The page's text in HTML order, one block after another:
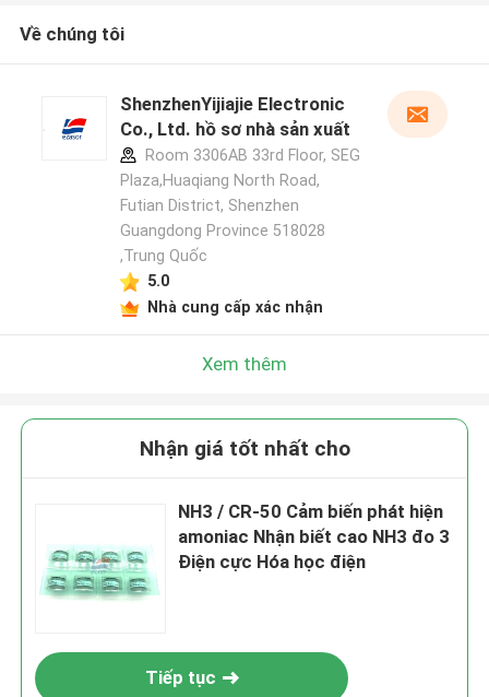
Về chúng tôi
ShenzhenYijiajie Electronic
Co., Ltd. hồ sơ nhà sản xuất
Room 3306AB 33rd Floor, SEG
Plaza,Huaqiang North Road,
Futian District, Shenzhen
Guangdong Province 518028
,Trung Quốc
5.0
Nhà cung cấp xác nhận
Xem thêm
Nhận giá tốt nhất cho
NH3 / CR-50 Cảm biến phát hiện
amoniac Nhận biết cao NH3 đo 3
Điện cực Hóa học điện
Tiếp tục